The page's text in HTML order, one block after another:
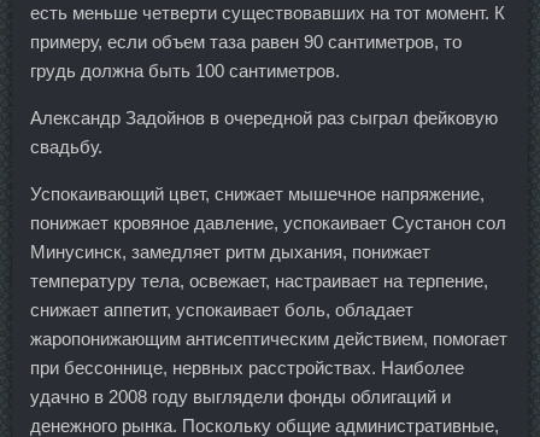
есть меньше четверти существовавших на тот момент. К
примеру, если объем таза равен 90 сантиметров, то
грудь должна быть 100 сантиметров.
Александр Задойнов в очередной раз сыграл фейковую
свадьбу.
Успокаивающий цвет, снижает мышечное напряжение,
понижает кровяное давление, успокаивает Сустанон сол
Минусинск, замедляет ритм дыхания, понижает
температуру тела, освежает, настраивает на терпение,
снижает аппетит, успокаивает боль, обладает
жаропонижающим антисептическим действием, помогает
при бессоннице, нервных расстройствах. Наиболее
удачно в 2008 году выглядели фонды облигаций и
денежного рынка. Поскольку общие административные,